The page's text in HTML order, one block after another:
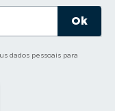
dados pessoais para